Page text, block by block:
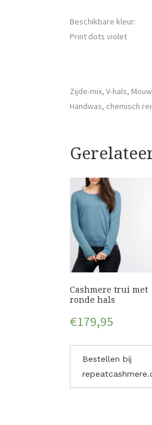
Beschikbare kleur:
Print dots violet
Zijde-mix, V-hals,
Handwas, chemisch
Cashmere trui met
ronde hals
€179,95
Bestellen bij